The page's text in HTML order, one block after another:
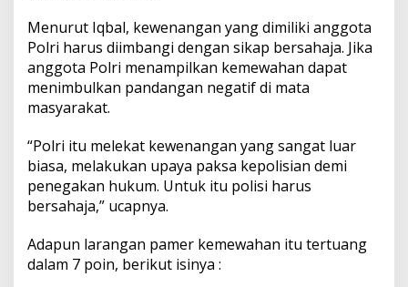
Menurut Iqbal, kewenangan yang dimiliki anggota
Polri harus diimbangi dengan sikap bersahaja. Jika
anggota Polri menampilkan kemewahan dapat
menimbulkan pandangan negatif di mata
masyarakat.
“Polri itu melekat kewenangan yang sangat luar
biasa, melakukan upaya paksa kepolisian demi
penegakan hukum. Untuk itu polisi harus
bersahaja,” ucapnya.
Adapun larangan pamer kemewahan itu tertuang
dalam 7 poin, berikut isinya :